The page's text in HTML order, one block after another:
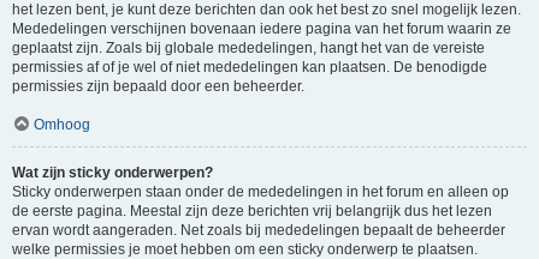
het lezen bent, je kunt deze berichten dan ook het best zo snel mogelijk lezen.
Mededelingen verschijnen bovenaan iedere pagina van het forum waarin ze
geplaatst zijn. Zoals bij globale mededelingen, hangt het van de vereiste
permissies af of je wel of niet mededelingen kan plaatsen. De benodigde
permissies zijn bepaald door een beheerder.
Omhoog
Wat zijn sticky onderwerpen?
Sticky onderwerpen staan onder de mededelingen in het forum en alleen op
de eerste pagina. Meestal zijn deze berichten vrij belangrijk dus het lezen
ervan wordt aangeraden. Net zoals bij mededelingen bepaalt de beheerder
welke permissies je moet hebben om een sticky onderwerp te plaatsen.